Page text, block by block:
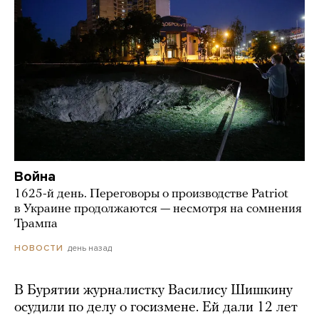
Война
1625-й день. Переговоры о производстве Patriot
в Украине продолжаются — несмотря на сомнения
Трампа
НОВОСТИ день назад
В Бурятии журналистку Василису Шишкину
осудили по делу о госизмене. Ей дали 12 лет